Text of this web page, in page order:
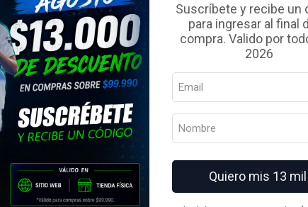
Suscríbete y recibe un
para ingresar al final
compra. Valido por
2026
Quiero mis 13
TALLA
L
COLOR
Agregar a la lista de